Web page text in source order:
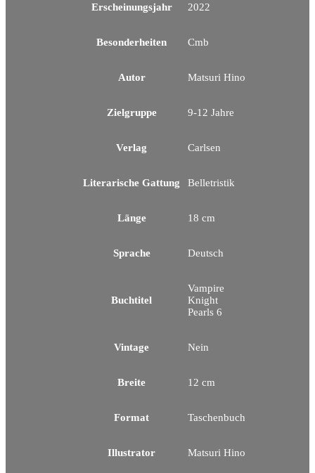
Erscheinungsjahr 2022
Besonderheiten Cmb
Autor Matsuri Hino
Zielgruppe 9-12 Jahre
Verlag Carlsen
Literarische Gattung Belletristik
Länge 18 cm
Sprache Deutsch
Buchtitel
Vampire
Knight
Pearls 6
Vintage Nein
Breite 12 cm
Format Taschenbuch
Illustrator Matsuri Hino